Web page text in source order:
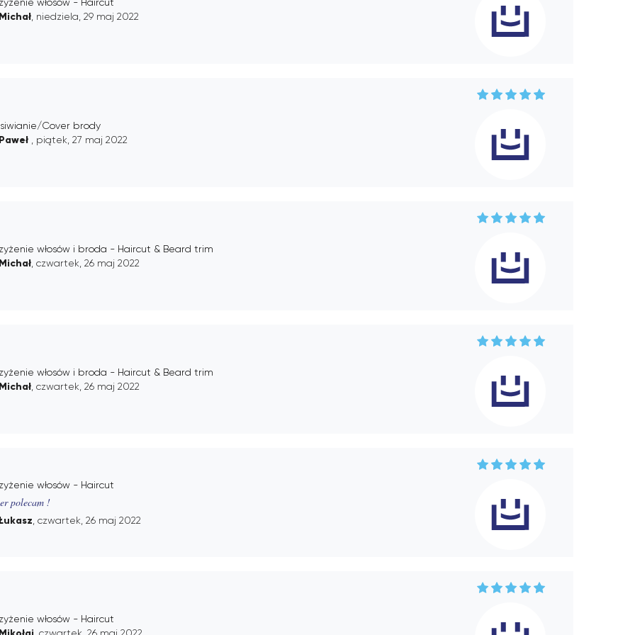
Michał , niedziela, 29 maj 2022
Cover brody
Paweł , piątek, 27 maj 2022
włosów i broda - Haircut & Beard trim
Michał , czwartek, 26 maj 2022
włosów i broda - Haircut & Beard trim
Michał , czwartek, 26 maj 2022
włosów - Haircut
polecam !
, czwartek, 26 maj 2022
włosów - Haircut
, czwartek, 26 maj 2022